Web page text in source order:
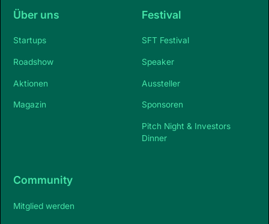
Über uns
Startups
Roadshow
Aktionen
Magazin
Festival
SFT Festival
Speaker
Aussteller
Sponsoren
Pitch Night & Investors
Dinner
Community
Mitglied werden